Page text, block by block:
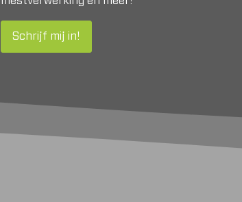
Schrijf mij in!